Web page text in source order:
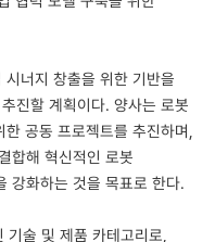
너지 창출을 위한 기반을
진할 계획이다. 양사는 로봇
공동 프로젝트를 추진하며,
합해 혁신적인 로봇
강화하는 것을 목표로 한다.
술 및 제품 카테고리로,